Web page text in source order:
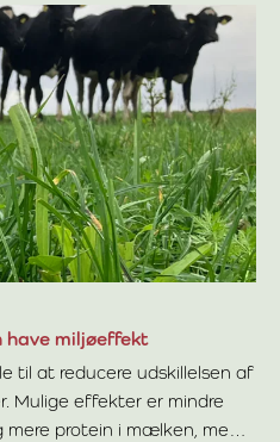
have miljøeffekt
til at reducere udskillelsen af
Mulige effekter er mindre
protein i mælken, men